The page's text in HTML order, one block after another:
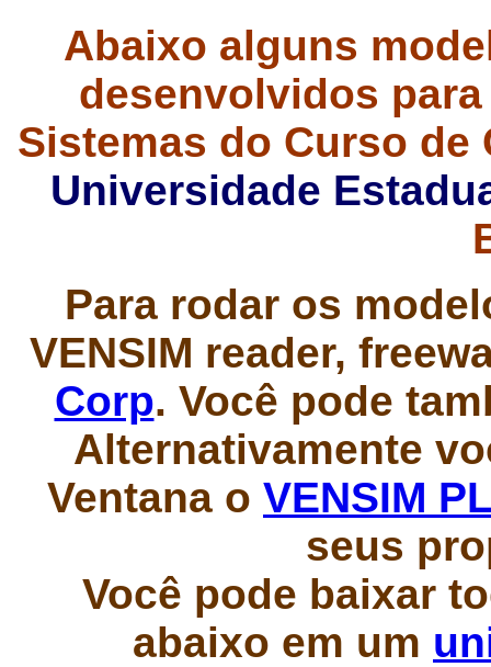
Abaixo alguns
desenvolvidos
Sistemas do Curso de
Universidade
Para rodar os
VENSIM reader,
Corp. Você pode
Alternativamente
Ventana o VENSIM
seus
Você pode baixar
abaixo em um